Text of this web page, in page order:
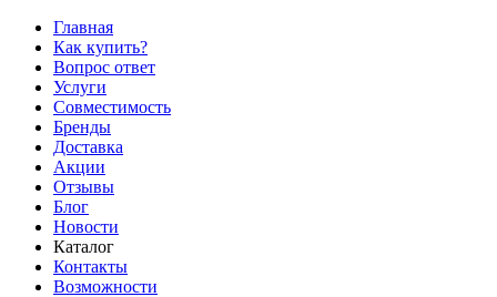
Главная
Как купить?
Вопрос ответ
Услуги
Совместимость
Бренды
Доставка
Акции
Отзывы
Блог
Новости
Каталог
Контакты
Возможности